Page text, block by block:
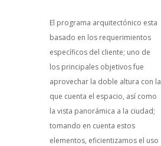
El programa arquitectónico esta
basado en los requerimientos
específicos del cliente; uno de
los principales objetivos fue
aprovechar la doble altura con la
que cuenta el espacio, así como
la vista panorámica a la ciudad;
tomando en cuenta estos
elementos, eficientizamos el uso